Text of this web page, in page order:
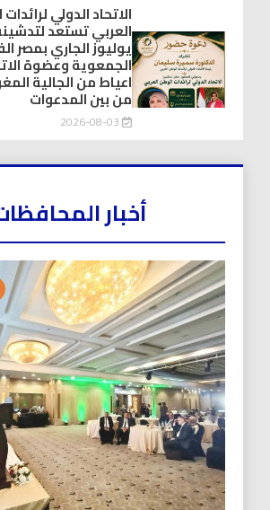
الاتحاد الدولي
يوليوز الجاري بمصر
الجمعوية وعضوة
اعياط من الجالية
من بين المدعوات
2026-08-03
أخبار